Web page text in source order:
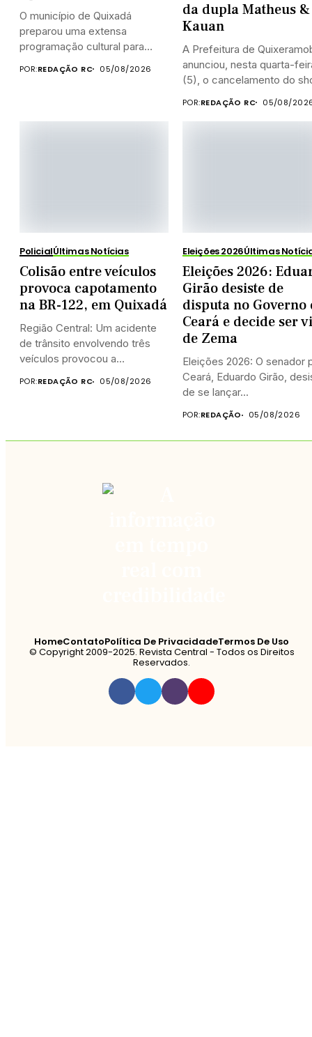
O município de Quixadá
preparou uma extensa
programação cultural para
POR:REDAÇÃO RC 05/08/2026
da dupla Matheus &
Kauan
A Prefeitura de
anunciou, nesta quarta-
(5), o cancelamento do
POR:REDAÇÃO RC 05/08/
PolicialÚltimas Notícias
Colisão entre veículos
provoca capotamento
na BR-122, em Quixadá
Região Central: Um acidente
de trânsito envolvendo três
veículos provocou a
interdição...
POR:REDAÇÃO RC 05/08/2026
Eleições 2026Últimas
Eleições 2026:
Girão desiste de
disputa no Governo
Ceará e decide ser
de Zema
Eleições 2026: O senador
Ceará, Eduardo Girão,
de se lançar...
POR:REDAÇÃO 05/08/2026
HomeContatoPolítica De PrivacidadeTermos De Uso
© Copyright 2009-2025. Revista Central - Todos os Direitos
Reservados.